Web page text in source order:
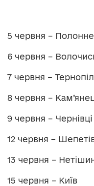
5 червня – Полонне
6 червня –
7 червня –
8 червня –
9 червня – Чернівці
12 червня –
13 червня –
15 червня – Київ